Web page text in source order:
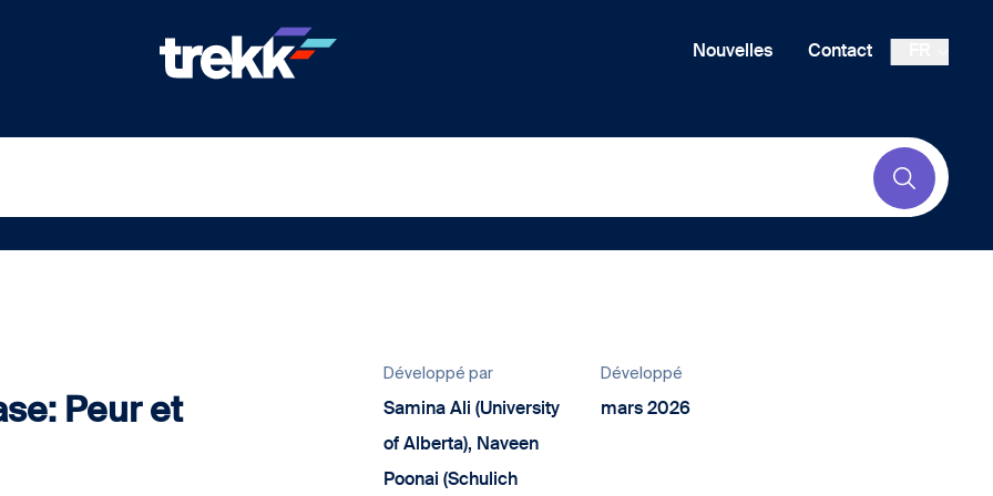
Nouvelles Contact
Submit
Peur et
Développé par
Samina Ali (University
of Alberta), Naveen
Poonai (Schulich
Développé
mars 2026